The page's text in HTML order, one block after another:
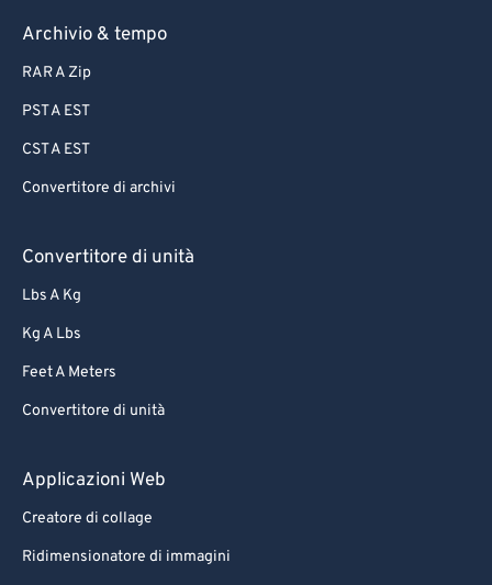
Archivio & tempo
RAR A Zip
PST A EST
CST A EST
Convertitore di archivi
Convertitore di unità
Lbs A Kg
Kg A Lbs
Feet A Meters
Convertitore di unità
Applicazioni Web
Creatore di collage
Ridimensionatore di immagini